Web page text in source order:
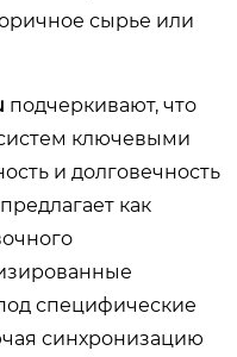
сырье или
подчеркивают, что
ключевыми
и долговечность
как
специфические
синхронизацию